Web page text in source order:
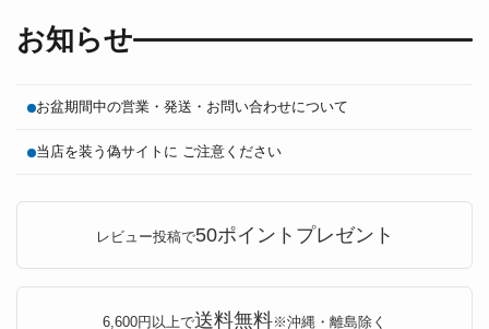
お知らせ
お盆期間中の営業・発送・お問い合わせについて
当店を装う偽サイトに ご注意ください
レビュー投稿で50ポイントプレゼント
6,600円以上で送料無料※沖縄・離島除く